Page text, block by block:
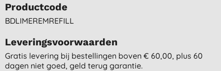
Productcode
BDLIMEREMREFILL
Leveringsvoorwaarden
Gratis levering bij bestellingen boven € 60,00, plus 60
dagen niet goed, geld terug garantie.